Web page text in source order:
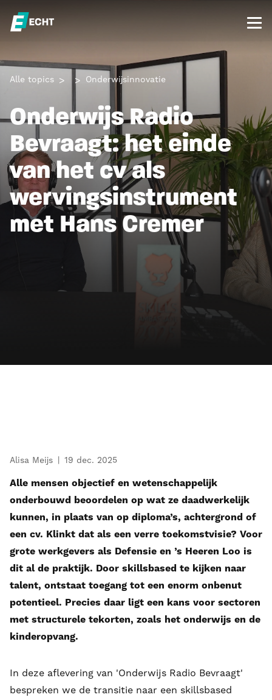
Alle topics Onderwijsinnovatie
Onderwijs Radio
Bevraagt: het einde
van het cv als
wervingsinstrument
met Hans Cremer
Alisa Meijs 19 dec. 2025
Alle mensen objectief en wetenschappelijk
onderbouwd beoordelen op wat ze daadwerkelijk
kunnen, in plaats van op diploma’s, achtergrond of
een cv. Klinkt dat als een verre toekomstvisie? Voor
grote werkgevers als Defensie en ’s Heeren Loo is
dit al de praktijk. Door skillsbased te kijken naar
talent, ontstaat toegang tot een enorm onbenut
potentieel. Precies daar ligt een kans voor sectoren
met structurele tekorten, zoals het onderwijs en de
kinderopvang.
In deze aflevering van 'Onderwijs Radio Bevraagt'
bespreken we de transitie naar een skillsbased